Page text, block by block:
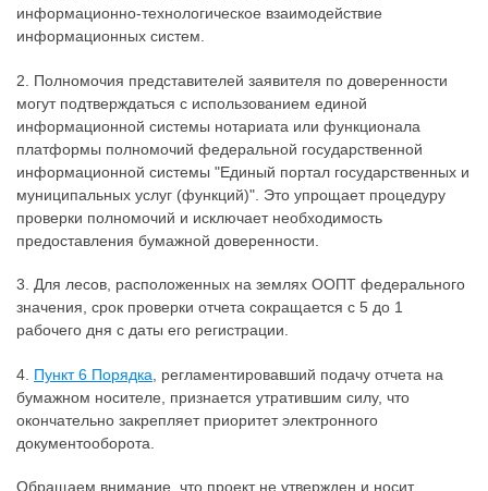
информационно-технологическое взаимодействие
информационных систем.
2. Полномочия представителей заявителя по доверенности
могут подтверждаться с использованием единой
информационной системы нотариата или функционала
платформы полномочий федеральной государственной
информационной системы "Единый портал государственных и
муниципальных услуг (функций)". Это упрощает процедуру
проверки полномочий и исключает необходимость
предоставления бумажной доверенности.
3. Для лесов, расположенных на землях ООПТ федерального
значения, срок проверки отчета сокращается с 5 до 1
рабочего дня с даты его регистрации.
4. Пункт 6 Порядка , регламентировавший подачу отчета на
бумажном носителе, признается утратившим силу, что
окончательно закрепляет приоритет электронного
документооборота.
Обращаем внимание, что проект не утвержден и носит